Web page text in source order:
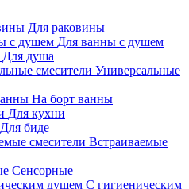
Для раковины
Для ванны с душем
Для душа
Универсальные
На борт ванны
Для кухни
Для биде
Встраиваемые
Сенсорные
С гигиеническим